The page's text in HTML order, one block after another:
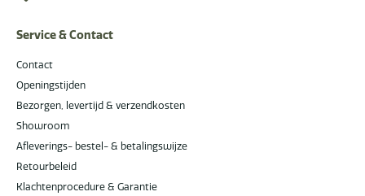
Service & Contact
Contact
Openingstijden
Bezorgen, levertijd & verzendkosten
Showroom
Afleverings- bestel- & betalingswijze
Retourbeleid
Klachtenprocedure & Garantie